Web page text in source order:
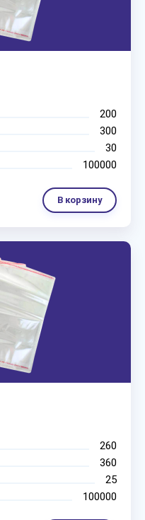
200
300
30
100000
В корзину
260
360
25
100000